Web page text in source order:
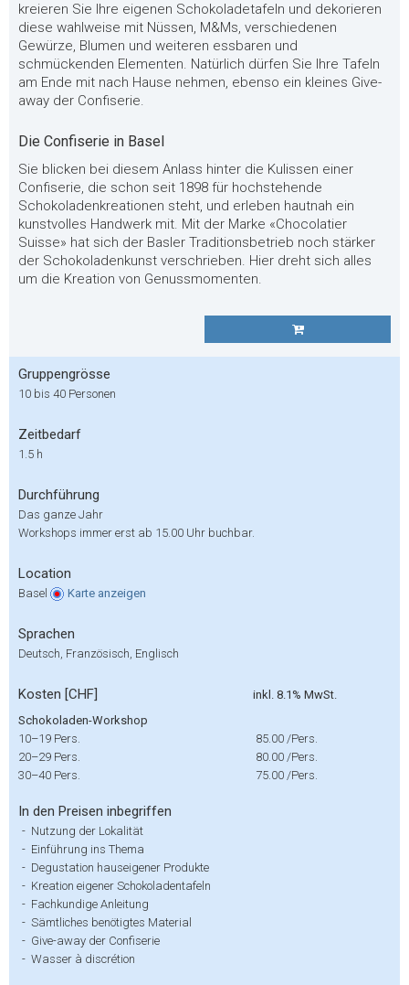
kreieren Sie Ihre eigenen Schokoladetafeln und dekorieren
diese wahlweise mit Nüssen, M&Ms, verschiedenen
Gewürze, Blumen und weiteren essbaren und
schmückenden Elementen. Natürlich dürfen Sie Ihre Tafeln
am Ende mit nach Hause nehmen, ebenso ein kleines Give-
away der Confiserie.
Die Confiserie in Basel
Sie blicken bei diesem Anlass hinter die Kulissen einer
Confiserie, die schon seit 1898 für hochstehende
Schokoladenkreationen steht, und erleben hautnah ein
kunstvolles Handwerk mit. Mit der Marke «Chocolatier
Suisse» hat sich der Basler Traditionsbetrieb noch stärker
der Schokoladenkunst verschrieben. Hier dreht sich alles
um die Kreation von Genussmomenten.
Gruppengrösse
10 bis 40 Personen
Zeitbedarf
1.5 h
Durchführung
Das ganze Jahr
Workshops immer erst ab 15.00 Uhr buchbar.
Location
Basel Karte anzeigen
Sprachen
Deutsch, Französisch, Englisch
Kosten [CHF]
inkl. 8.1% MwSt.
Schokoladen-Workshop
10–19 Pers.
85.00 /Pers.
20–29 Pers.
80.00 /Pers.
30–40 Pers.
75.00 /Pers.
In den Preisen inbegriffen
- Nutzung der Lokalität
- Einführung ins Thema
- Degustation hauseigener Produkte
- Kreation eigener Schokoladentafeln
- Fachkundige Anleitung
- Sämtliches benötigtes Material
- Give-away der Confiserie
- Wasser à discrétion